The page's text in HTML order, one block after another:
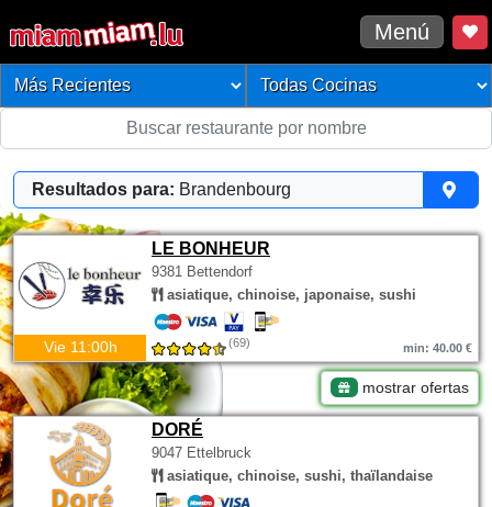
Menú
Resultados para: Brandenbourg
LE BONHEUR
9381 Bettendorf
asiatique, chinoise, japonaise, sushi
Vie 11:00h (69) min: 40.00 €
mostrar ofertas
DORÉ
9047 Ettelbruck
asiatique, chinoise, sushi, thaïlandaise